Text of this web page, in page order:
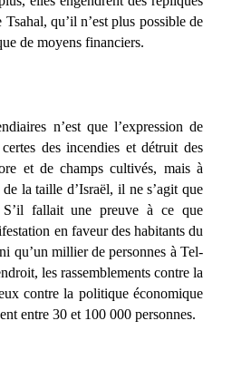
qu’il n’est plus possible de
de moyens financiers.
n’est que l’expression de
des incendies et détruit des
et de champs cultivés, mais à
de la taille d’Israël, il ne s’agit que
S’il fallait une preuve à ce que
en faveur des habitants du
qu’un millier de personnes à Tel-
les rassemblements contre la
contre la politique économique
entre 30 et 100 000 personnes.